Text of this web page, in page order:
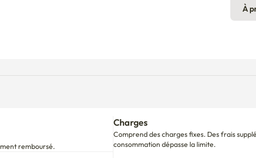
À
remboursé.
Charges
Comprend des charges fixes. Des frais
consommation dépasse la limite.